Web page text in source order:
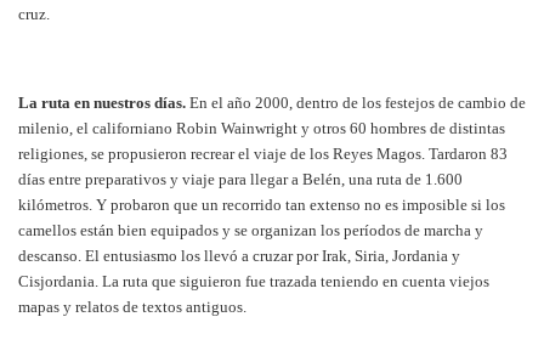
cruz.
La ruta en nuestros días. En el año 2000, dentro de los festejos de cambio de
milenio, el californiano Robin Wainwright y otros 60 hombres de distintas
religiones, se propusieron recrear el viaje de los Reyes Magos. Tardaron 83
días entre preparativos y viaje para llegar a Belén, una ruta de 1.600
kilómetros. Y probaron que un recorrido tan extenso no es imposible si los
camellos están bien equipados y se organizan los períodos de marcha y
descanso. El entusiasmo los llevó a cruzar por Irak, Siria, Jordania y
Cisjordania. La ruta que siguieron fue trazada teniendo en cuenta viejos
mapas y relatos de textos antiguos.